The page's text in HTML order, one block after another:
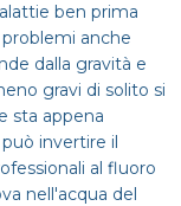
ben prima
anche
dalla gravità e
gravi di solito si
sta appena
invertire il
al fluoro
nell'acqua del